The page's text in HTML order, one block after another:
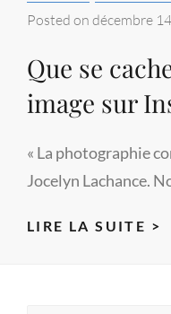
Posted on décembre
Que se
image sur
« La photographie
Jocelyn Lachance.
LIRE LA SUITE >